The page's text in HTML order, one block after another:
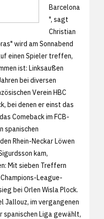
Barcelona
", sagt
Christian
wird am Sonnabend
einen Spieler treffen,
ist: Linksaußen
bei diversen
Verein HBC
bei denen er einst das
Comeback im FCB-
spanischen
Rhein-Neckar Löwen
kam,
Mit sieben Treffern
League-
bei Orlen Wisla Plock.
Jallouz, im vergangenen
spanischen Liga gewählt,